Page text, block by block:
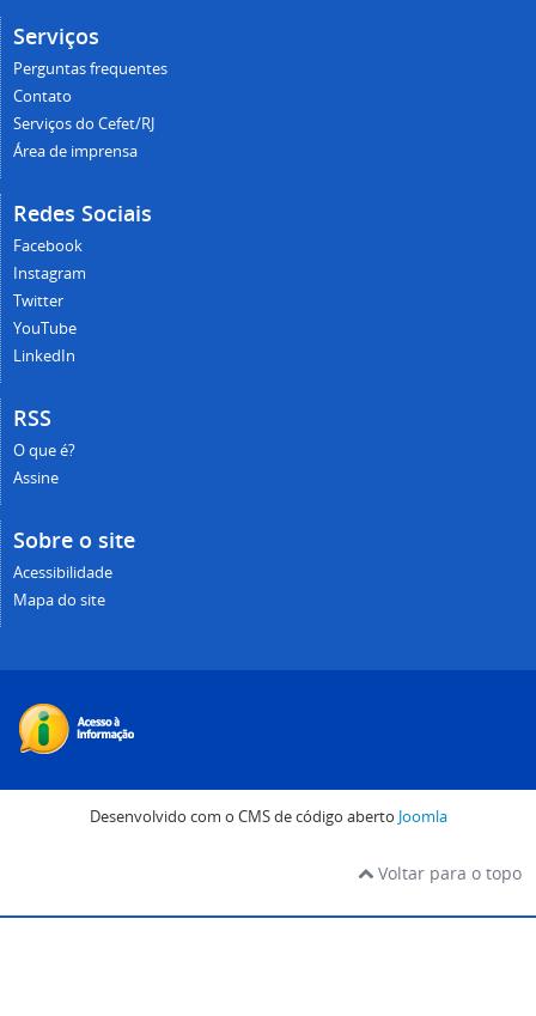
Serviços
Perguntas frequentes
Contato
Serviços do Cefet/RJ
Área de imprensa
Redes Sociais
Facebook
Instagram
Twitter
YouTube
LinkedIn
RSS
O que é?
Assine
Sobre o site
Acessibilidade
Mapa do site
Desenvolvido com o CMS de código aberto Joomla
Voltar para o topo